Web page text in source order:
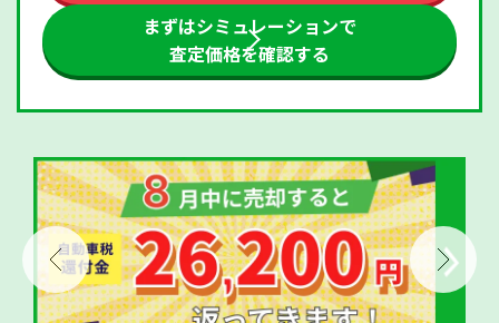
まずはシミュレーションで
査定価格を確認する